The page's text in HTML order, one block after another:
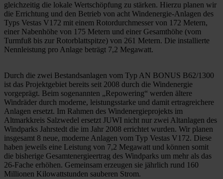
gleichzeitig die lokale Wertschöpfung zu stärken. Hierzu planen wir
die Errichtung und den Betrieb von acht Windenergie-Anlagen des
Typs Vestas V172 mit einem Rotordurchmesser von 172 Metern,
einer Nabenhöhe von 175 Metern und einer Gesamthöhe (vom
Turmfuß bis zur Rotorblattspitze) von 261 Metern. Die installierte
Nennleistung pro Anlage beträgt 7,2 Megawatt.
Durch die zwei Bestandsanlagen vom Typ AN BONUS B62/1300
ist das Projektgebiet bereits seit 2008 durch die Windenergie
vorgeprägt. Beim sogenannten „Repowering“ werden ältere
Windräder durch moderne, leistungsstarke und damit ertragreichere
Anlagen ersetzt. Im Rahmen des Windenergieprojekts im
Altmarkkreis Salzwedel ersetzt JUWI nicht nur zwei Altanlagen des
Windparks Jahrstedt die im Jahr 2008 errichtet wurden. Wir planen
insgesamt 8 neue, moderne Anlagen vom Typ Vestas V172. Diese
haben jeweils eine Leistung von 7,2 Megawatt und können somit
die bisherige Gesamtenergieertrag des Windparks um mehr als das
26-Fache erhöhen. Gemeinsam erzeugen sie jährlich rund 160
Millionen Kilowattstunden sauberen Strom.